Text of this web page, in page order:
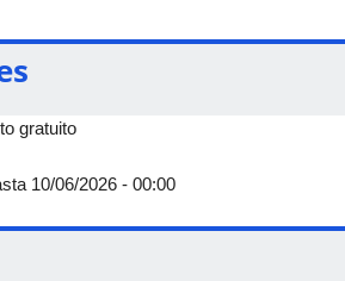
gratuito
10/06/2026 - 00:00